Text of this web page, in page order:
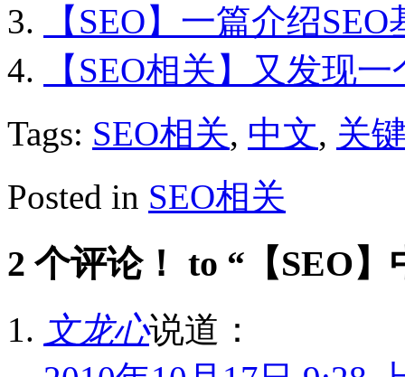
【SEO】一篇介绍
【SEO相关】又发现
Tags: SEO相关, 中文, 关
Posted in SEO相关
2 个评论！ to “【SEO
文龙心说道：